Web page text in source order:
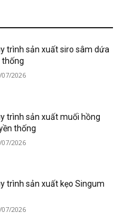
trình sản xuất siro sâm dứa
thống
07/2026
trình sản xuất muối hồng
thống
07/2026
trình sản xuất kẹo Singum
07/2026